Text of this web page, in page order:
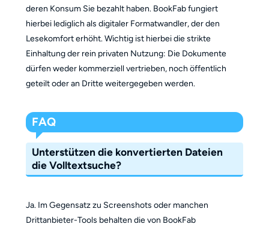
deren Konsum Sie bezahlt haben. BookFab fungiert
hierbei lediglich als digitaler Formatwandler, der den
Lesekomfort erhöht. Wichtig ist hierbei die strikte
Einhaltung der rein privaten Nutzung: Die Dokumente
dürfen weder kommerziell vertrieben, noch öffentlich
geteilt oder an Dritte weitergegeben werden.
FAQ
Unterstützen die konvertierten Dateien
die Volltextsuche?
Ja. Im Gegensatz zu Screenshots oder manchen
Drittanbieter-Tools behalten die von BookFab